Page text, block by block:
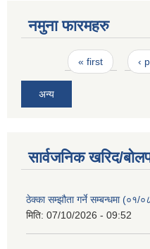
नमुना फारमहरु
Pages« first ‹
अन्य
सार्वजनिक खरिद/
ठेक्का सम्झौता गर्ने सम्बन्धमा
मिति: 07/10/2026 - 09:52